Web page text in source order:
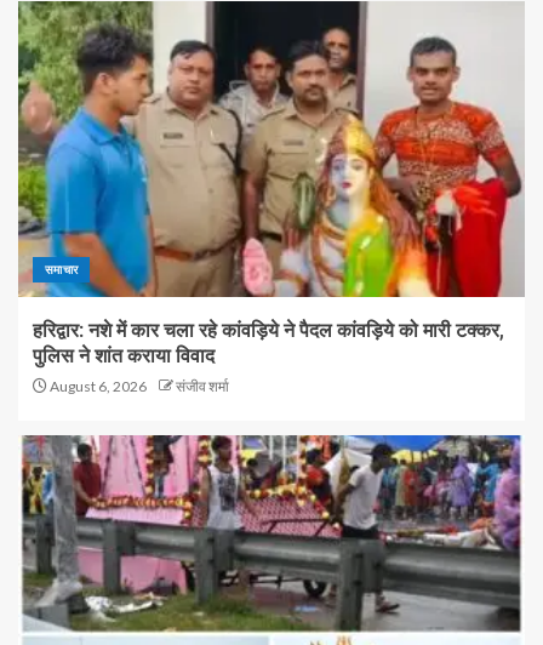
समाचार
हरिद्वार: नशे में कार चला रहे कांवड़िये ने पैदल कांवड़िये को मारी टक्कर,
पुलिस ने शांत कराया विवाद
August 6, 2026 संजीव शर्मा